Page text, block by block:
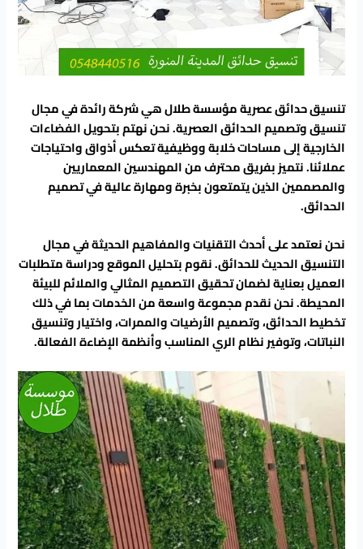
تنسيق حدائق عصرية مؤسسة طلال هي شركة رائدة في مجال
تنسيق وتصميم الحدائق العصرية. نحن نهتم بتحويل الفضاءات
الخارجية إلى مساحات خلابة ووظيفية تعكس أذواق واحتياجات
عملائنا. نتميز بفريق محترف من المهندسين المعماريين
والمصممين الذين يتمتعون بخبرة ومهارة عالية في تصميم
الحدائق.
نحن نعتمد على أحدث التقنيات والمفاهيم الحديثة في مجال
التنسيق الحديث للحدائق. نقوم بتحليل الموقع ودراسة متطلبات
العميل بعناية لضمان تحقيق التصميم المثالي والملائم للبيئة
المحيطة. نحن نقدم مجموعة واسعة من الخدمات بما في ذلك
تخطيط الحدائق، وتصميم الأرضيات والممرات، واختيار وتنسيق
النباتات، وتوفير نظام الري المناسب وأنظمة الإضاءة الفعالة.